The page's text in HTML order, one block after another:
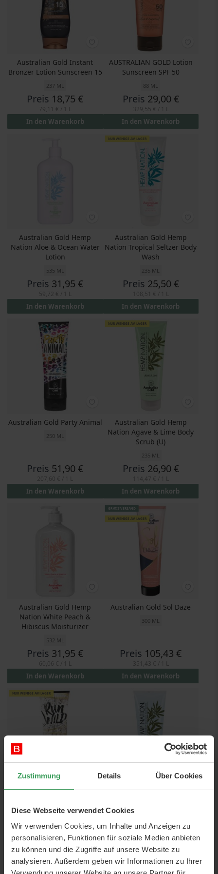
Zustimmung Details Über Cookies
Diese Webseite verwendet Cookies
Wir verwenden Cookies, um Inhalte und Anzeigen zu
personalisieren, Funktionen für soziale Medien anbieten
zu können und die Zugriffe auf unsere Website zu
analysieren. Außerdem geben wir Informationen zu Ihrer
Australian Gold Instant
Bronzer Lotion Sunscreen 15
237 ML
Preis 18,75 €
In den Warenkorb
AUSTRALIAN GOLD Lotion
Sunscreen SPF 50
88 ML
Preis 29,00 €
In den Warenkorb
Australian Gold Hemp
Nation Aloe & Ocean Water
Lotion
535 ML
Preis 31,95 €
In den Warenkorb
NUR WENIGE AM LAGER
Australian Gold Hemp
Nation Tropical Seltzer Body
Wash
235 ML
Preis 25,50 €
In den Warenkorb
Australian Gold Party Animal
250 ML
Preis 51,90 €
In den Warenkorb
NUR WENIGE AM LAGER
Australian Gold Hemp
Nation Agave & Lime Body
Scrub (U)
235 ML
Preis 26,90 €
In den Warenkorb
Australian Gold Hemp
Nation White Peach &
Hibiscus Moisturizer
532 ML
Preis 31,95 €
In den Warenkorb
GRATIS VERSAND
NUR WENIGE AM LAGER
Australian Gold Sol Daze
300 ML
Preis 105,43 €
In den Warenkorb
NUR WENIGE AM LAGER
Australian Gold Run Wild -
Blend
250 ML
Preis30,75 €
123,00 €/ 1 L
In den Warenkorb
Australian Gold Hemp
Sandalwood Body Wash
235 ML
Preis 26,00 €
110,64 €/ 1 L
In den Warenkorb